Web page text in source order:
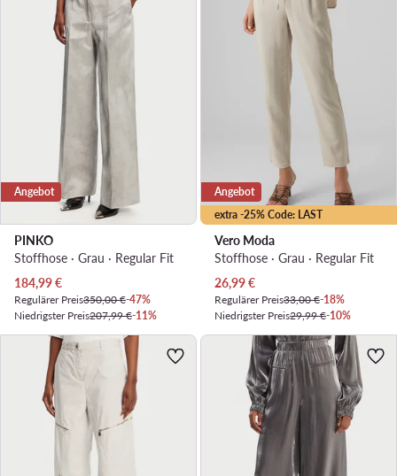
Angebot
PINKO
Stoffhose · Grau · Regular Fit
Aktueller Preis
184,99€
Regulärer Preis350,00 €-47%
Niedrigster Preis207,99 €-11%
extra -25% Code: LAST
Angebot
Vero Moda
Stoffhose · Grau · Regular Fit
Aktueller Preis
26,99€
Regulärer Preis33,00 €-18%
Niedrigster Preis29,99 €-10%